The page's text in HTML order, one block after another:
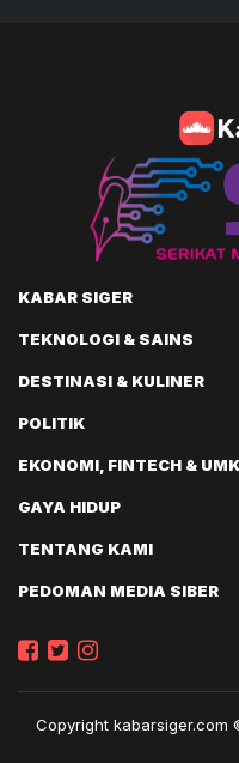
KABAR SIGER
TEKNOLOGI & SAINS
DESTINASI & KULINER
POLITIK
EKONOMI, FINTECH &
GAYA HIDUP
TENTANG KAMI
PEDOMAN MEDIA SIBER
Copyright kabarsiger.com